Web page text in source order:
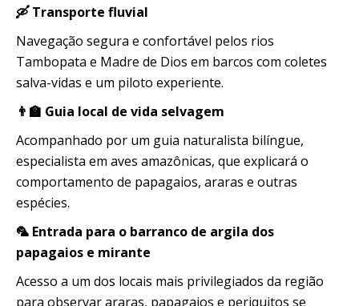
🛶 Transporte fluvial
Navegação segura e confortável pelos rios
Tambopata e Madre de Dios em barcos com coletes
salva-vidas e um piloto experiente.
👨‍🏫 Guia local de vida selvagem
Acompanhado por um guia naturalista bilíngue,
especialista em aves amazônicas, que explicará o
comportamento de papagaios, araras e outras
espécies.
🦜 Entrada para o barranco de argila dos
papagaios e mirante
Acesso a um dos locais mais privilegiados da região
para observar araras, papagaios e periquitos se